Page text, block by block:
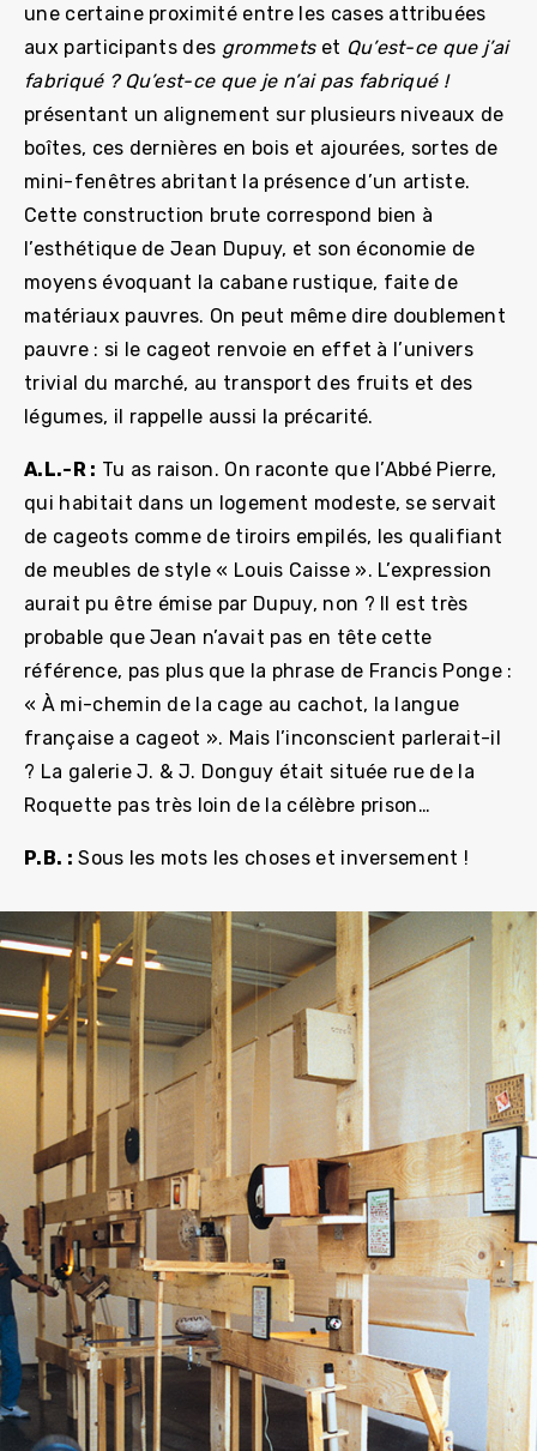
une certaine proximité entre les cases attribuées
aux participants des grommetset Qu’est-ce que j’ai
fabriqué ? Qu’est-ce que je n’ai pas fabriqué !
présentant un alignement sur plusieurs niveaux de
boîtes, ces dernières en bois et ajourées, sortes de
mini-fenêtres abritant la présence d’un artiste.
Cette construction brute correspond bien à
l’esthétique de Jean Dupuy, et son économie de
moyens évoquant la cabane rustique, faite de
matériaux pauvres. On peut même dire doublement
pauvre : si le cageot renvoie en effet à l’univers
trivial du marché, au transport des fruits et des
légumes, il rappelle aussi la précarité.
A.L.-R : Tu as raison. On raconte que l’Abbé Pierre,
qui habitait dans un logement modeste, se servait
de cageots comme de tiroirs empilés, les qualifiant
de meubles de style « Louis Caisse ». L’expression
aurait pu être émise par Dupuy, non ? Il est très
probable que Jean n’avait pas en tête cette
référence, pas plus que la phrase de Francis Ponge :
« À mi-chemin de la cage au cachot, la langue
française a cageot ». Mais l’inconscient parlerait-il
? La galerie J. & J. Donguy était située rue de la
Roquette pas très loin de la célèbre prison…
P.B. : Sous les mots les choses et inversement !